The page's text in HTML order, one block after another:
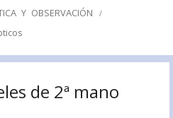
Y OBSERVACIÓN
de 2ª mano